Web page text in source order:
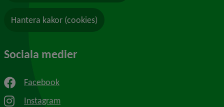
Hantera kakor (cookies)
Sociala medier
Facebook
Instagram